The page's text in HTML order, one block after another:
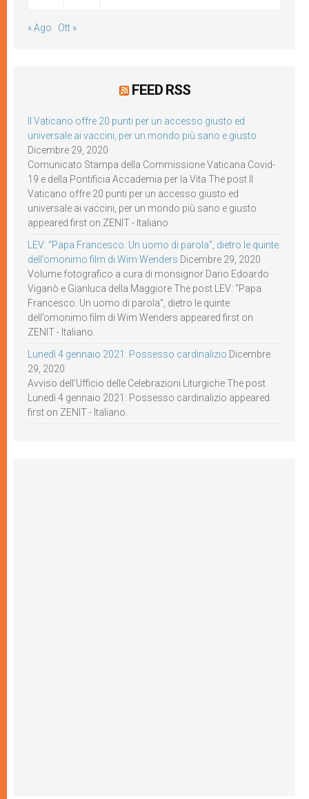
« Ago Ott »
FEED RSS
Il Vaticano offre 20 punti per un accesso giusto ed
universale ai vaccini, per un mondo più sano e giusto
Dicembre 29, 2020
Comunicato Stampa della Commissione Vaticana Covid-
19 e della Pontificia Accademia per la Vita The post Il
Vaticano offre 20 punti per un accesso giusto ed
universale ai vaccini, per un mondo più sano e giusto
appeared first on ZENIT - Italiano.
LEV: “Papa Francesco. Un uomo di parola”, dietro le quinte
dell’omonimo film di Wim Wenders Dicembre 29, 2020
Volume fotografico a cura di monsignor Dario Edoardo
Viganò e Gianluca della Maggiore The post LEV: “Papa
Francesco. Un uomo di parola”, dietro le quinte
dell’omonimo film di Wim Wenders appeared first on
ZENIT - Italiano.
Lunedì 4 gennaio 2021: Possesso cardinalizio Dicembre
29, 2020
Avviso dell’Ufficio delle Celebrazioni Liturgiche The post
Lunedì 4 gennaio 2021: Possesso cardinalizio appeared
first on ZENIT - Italiano.